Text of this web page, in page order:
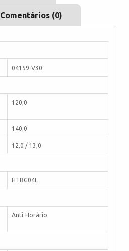
Comentários (0)
04159-V30
120,0
140,0
12,0 / 13,0
HTBG04L
Anti-Horário